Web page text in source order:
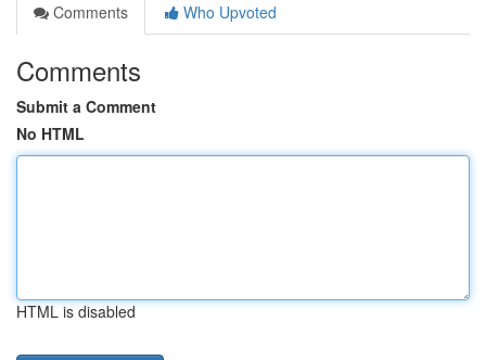
Comments
Who Upvoted
Comments
Submit a Comment
No HTML
HTML is disabled